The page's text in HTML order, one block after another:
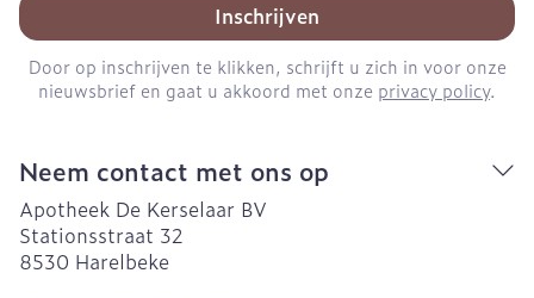
Inschrijven
Door op inschrijven te klikken, schrijft u zich in voor onze
nieuwsbrief en gaat u akkoord met onze privacy policy.
Neem contact met ons op
Apotheek De Kerselaar BV
Stationsstraat 32
8530 Harelbeke